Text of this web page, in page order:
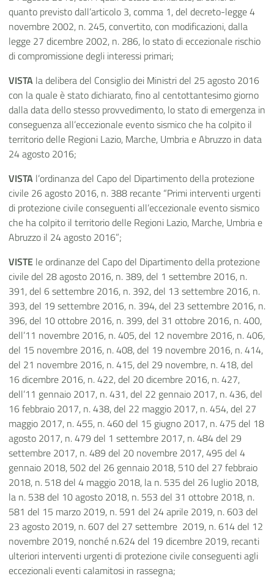
quanto previsto dall’articolo 3, comma 1, del decreto-legge 4
novembre 2002, n. 245, convertito, con modificazioni, dalla
legge 27 dicembre 2002, n. 286, lo stato di eccezionale rischio
di compromissione degli interessi primari;
VISTA la delibera del Consiglio dei Ministri del 25 agosto 2016
con la quale è stato dichiarato, fino al centottantesimo giorno
dalla data dello stesso provvedimento, lo stato di emergenza in
conseguenza all’eccezionale evento sismico che ha colpito il
territorio delle Regioni Lazio, Marche, Umbria e Abruzzo in data
24 agosto 2016;
VISTA l’ordinanza del Capo del Dipartimento della protezione
civile 26 agosto 2016, n. 388 recante “Primi interventi urgenti
di protezione civile conseguenti all’eccezionale evento sismico
che ha colpito il territorio delle Regioni Lazio, Marche, Umbria e
Abruzzo il 24 agosto 2016”;
VISTE le ordinanze del Capo del Dipartimento della protezione
civile del 28 agosto 2016, n. 389, del 1 settembre 2016, n.
391, del 6 settembre 2016, n. 392, del 13 settembre 2016, n.
393, del 19 settembre 2016, n. 394, del 23 settembre 2016, n.
396, del 10 ottobre 2016, n. 399, del 31 ottobre 2016, n. 400,
dell’11 novembre 2016, n. 405, del 12 novembre 2016, n. 406,
del 15 novembre 2016, n. 408, del 19 novembre 2016, n. 414,
del 21 novembre 2016, n. 415, del 29 novembre, n. 418, del
16 dicembre 2016, n. 422, del 20 dicembre 2016, n. 427,
dell’11 gennaio 2017, n. 431, del 22 gennaio 2017, n. 436, del
16 febbraio 2017, n. 438, del 22 maggio 2017, n. 454, del 27
maggio 2017, n. 455, n. 460 del 15 giugno 2017, n. 475 del 18
agosto 2017, n. 479 del 1 settembre 2017, n. 484 del 29
settembre 2017, n. 489 del 20 novembre 2017, 495 del 4
gennaio 2018, 502 del 26 gennaio 2018, 510 del 27 febbraio
2018, n. 518 del 4 maggio 2018, la n. 535 del 26 luglio 2018,
la n. 538 del 10 agosto 2018, n. 553 del 31 ottobre 2018, n.
581 del 15 marzo 2019, n. 591 del 24 aprile 2019, n. 603 del
23 agosto 2019, n. 607 del 27 settembre 2019, n. 614 del 12
novembre 2019, nonché n.624 del 19 dicembre 2019, recanti
ulteriori interventi urgenti di protezione civile conseguenti agli
eccezionali eventi calamitosi in rassegna;